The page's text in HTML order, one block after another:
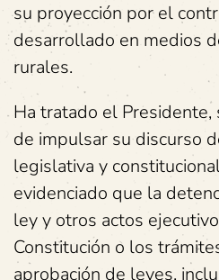
su proyección por el
desarrollado en medios
rurales.
Ha tratado el Presidente,
de impulsar su discurso
legislativa y
evidenciado que la
ley y otros actos
Constitución o los
aprobación de leyes,